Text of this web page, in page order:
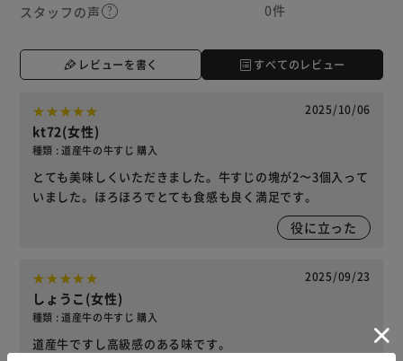
スタッフの声
0件
レビューを書く すべてのレビュー
2025/10/06
kt72(女性)
種類 : 道産牛の牛すじ 購入
とても美味しくいただきました。牛すじの塊が2〜3個入って
いました。ほろほろでとても食感も良く満足です。
役に立った
2025/09/23
しょうこ(女性)
種類 : 道産牛の牛すじ 購入
道産牛ですし高級感のある味です。